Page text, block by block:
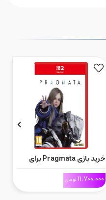
خرید بازی Pragmata برای
Nintendo Switch 2
11,700,000تومان